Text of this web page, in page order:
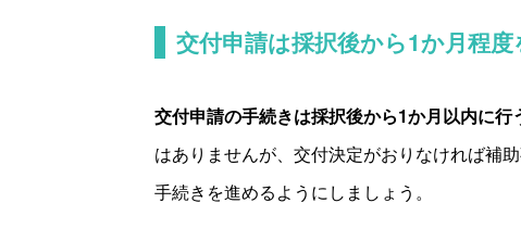
交付申請は採択後から1か月程度
交付申請の手続きは採択後から1か月以内に行
はありませんが、交付決定がおりなければ補
手続きを進めるようにしましょう。